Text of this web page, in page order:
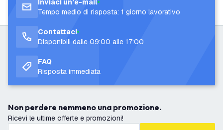
Inviaci un’e-mail
Tempo medio di risposta: 1 giorno lavorativo
Contattaci
Disponibili dalle 09:00 alle 17:00
FAQ
Risposta immediata
Non perdere nemmeno una promozione.
Ricevi le ultime offerte e promozioni!